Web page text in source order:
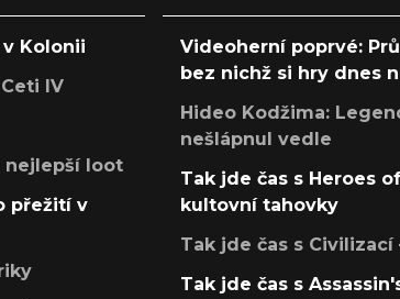
v Kolonii
IV
nejlepší loot
přežití v
Videoherní poprvé:
bez nichž si hry dnes
Hideo Kodžima:
nešlápnul vedle
Tak jde čas s Heroes
kultovní tahovky
Tak jde čas s
Tak jde čas s